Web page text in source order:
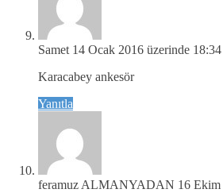
Samet 14 Ocak 2016 üzerinde
Karacabey ankesör
Yanıtla
feramuz ALMANYADAN 16 Ekim